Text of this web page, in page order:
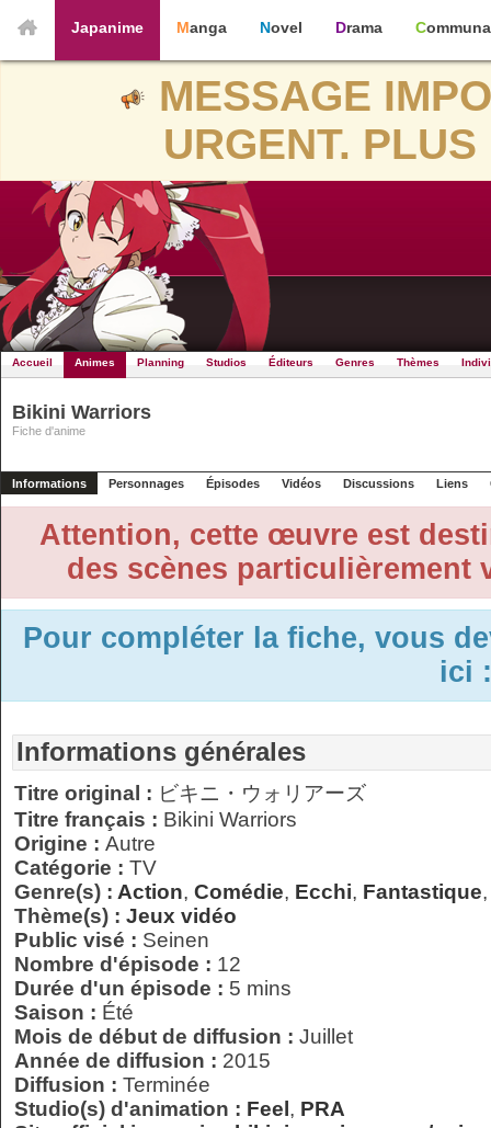
Japanime Manga Novel Drama
MESSAGE
URGENT.
Accueil Animes Planning Studios Éditeurs Genres Thèmes
Bikini Warriors
Fiche d'anime
Informations Personnages Épisodes Vidéos Discussions Liens
Attention, cette œuvre est
des scènes particulièrement
Pour compléter la fiche, vous
ici
Informations générales
Titre original : ビキニ・ウォリアーズ
Titre français : Bikini Warriors
Origine : Autre
Catégorie : TV
Genre(s) : Action, Comédie, Ecchi, Fantastique
Thème(s) : Jeux vidéo
Public visé : Seinen
Nombre d'épisode : 12
Durée d'un épisode : 5 mins
Saison : Été
Mois de début de diffusion : Juillet
Année de diffusion : 2015
Diffusion : Terminée
Studio(s) d'animation : Feel , PRA